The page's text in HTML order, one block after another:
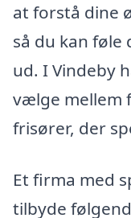
at forstå dine
så du kan føle
ud. I Vindeby
vælge mellem
frisører, der
Et firma med
tilbyde